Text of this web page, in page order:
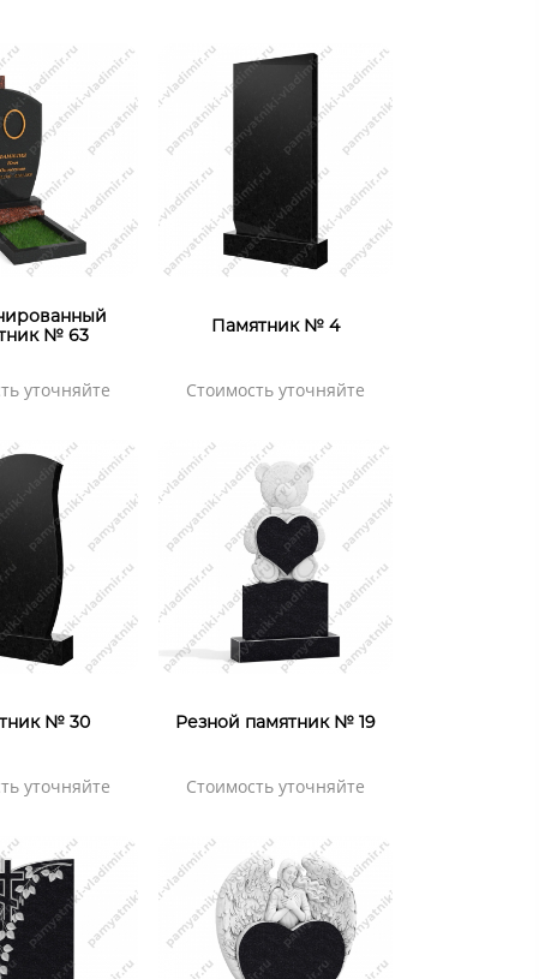
№ 63
уточняйте
Памятник № 4
Стоимость уточняйте
№ 30
уточняйте
Резной памятник № 19
Стоимость уточняйте